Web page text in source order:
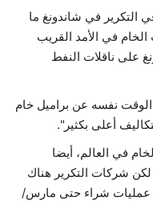
في شاندونغ ما
في الأمد القريب
على ناقلات النفط
نفسه عن براميل خام
أعلى بكثير".
في العالم، أيضا
شركات التكرير هناك
عمليات شراء حتى مارس/